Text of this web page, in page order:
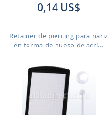
0,14 US$
Retainer de piercing para nariz
en forma de hueso de acrí...